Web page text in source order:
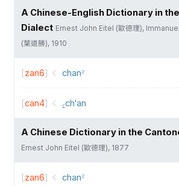
A Chinese-English Dictionary in
Dialect Ernest John Eitel (歐德理),
(葉道勝), 1910
[zan6] chan꜅
[can4] ꜁ch‘an
A Chinese Dictionary in the
Ernest John Eitel (歐德理), 1877
[zan6] chan꜅